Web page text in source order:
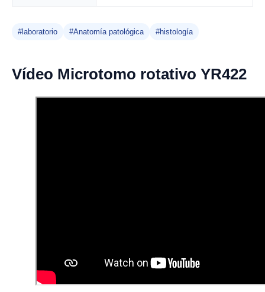
#laboratorio #Anatomía patológica #histología
Vídeo Microtomo rotativo YR422